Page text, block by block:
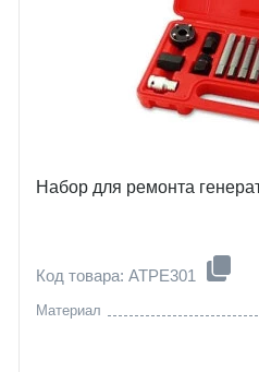
Набор для ремонта
Код товара: ATPE301
Материал